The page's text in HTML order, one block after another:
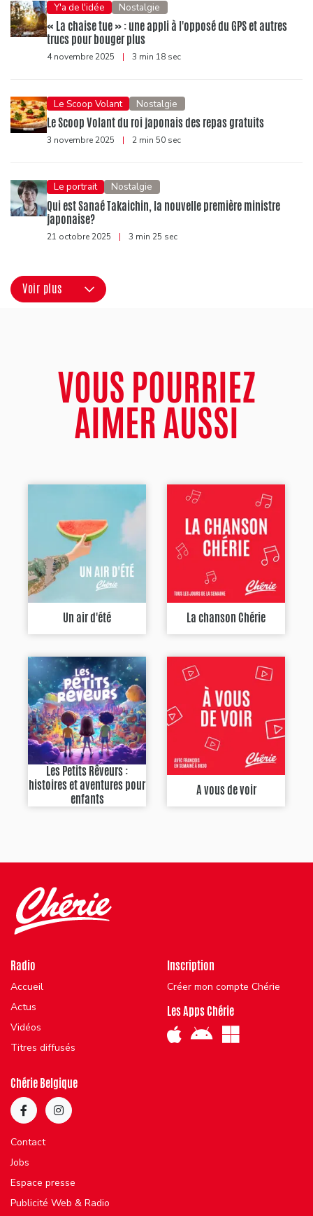
Y'a de l'idée Nostalgie
« La chaise tue » : une appli à l'opposé du GPS et autres
trucs pour bouger plus
4 novembre 2025 | 3 min 18 sec
Le Scoop Volant Nostalgie
Le Scoop Volant du roi japonais des repas gratuits
3 novembre 2025 | 2 min 50 sec
Le portrait Nostalgie
Qui est Sanaé Takaichin, la nouvelle première ministre
japonaise?
21 octobre 2025 | 3 min 25 sec
Voir plus
VOUS POURRIEZ
AIMER AUSSI
Un air d'été La chanson Chérie
Les Petits Rêveurs :
histoires et aventures pour
enfants
A vous de voir
Radio
Accueil
Actus
Vidéos
Titres diffusés
Inscription
Créer mon compte Chérie
Les Apps Chérie
Chérie Belgique
Contact
Jobs
Espace presse
Publicité Web & Radio